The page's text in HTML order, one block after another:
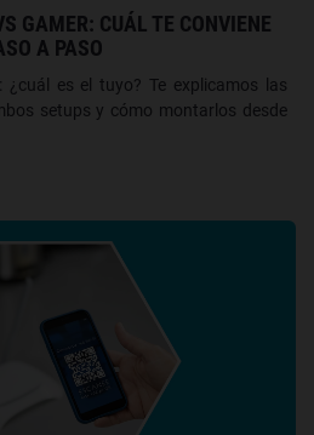
GAMER: CUÁL TE CONVIENE
A PASO
¿cuál es el tuyo? Te explicamos las
setups y cómo montarlos desde